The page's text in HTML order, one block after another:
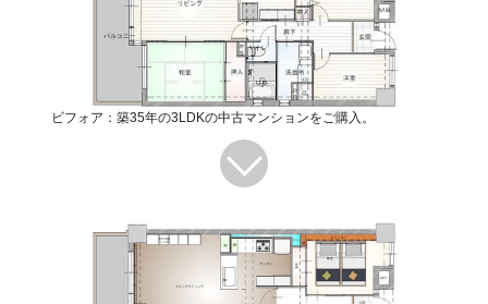
ビフォア：築35年の3LDKの中古マンションをご購入。